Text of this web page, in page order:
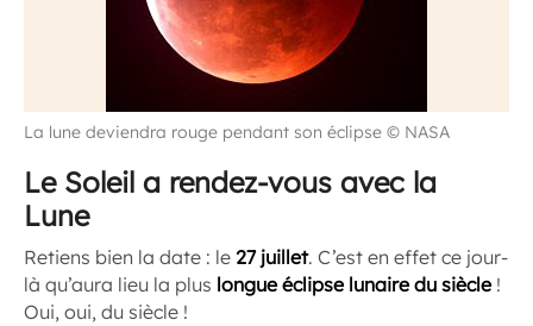
La lune deviendra rouge pendant son éclipse © NASA
Le Soleil a rendez-vous avec la
Lune
Retiens bien la date : le 27 juillet. C’est en effet ce jour-
là qu’aura lieu la plus longue éclipse lunaire du siècle!
Oui, oui, du siècle !